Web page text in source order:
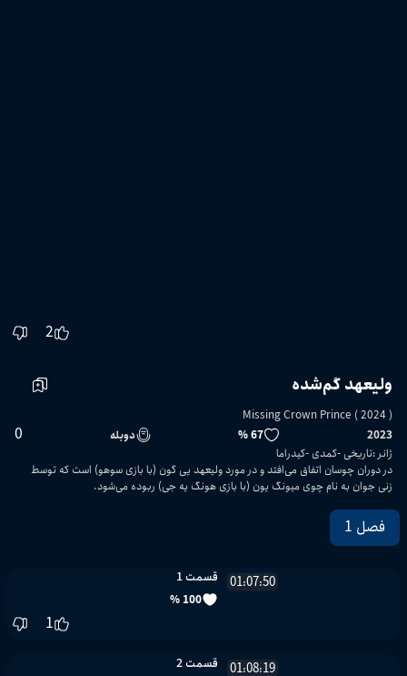
2
ولیعهد گم‌شده
Missing Crown Prince ( 2024 )
2023
67 % دوبله 0
ژانر:تاریخی کمدی کیدراما
در دوران چوسان اتفاق می‌افتد و در مورد ولیعهد یی گون (با بازی سوهو) است که توسط
زنی جوان به نام چوی میونگ یون (با بازی هونگ یه جی) ربوده می‌شود.
فصل 1
01:07:50 قسمت 1
100 %
1
01:08:19 قسمت 2